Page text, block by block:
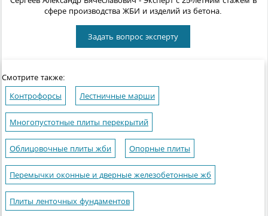
сфере производства ЖБИ и изделий из бетона.
Задать вопрос эксперту
Смотрите также:
Контрофорсы Лестничные марши
Многопустотные плиты перекрытий
Облицовочные плиты жби Опорные плиты
Перемычки оконные и дверные железобетонные жб
Плиты ленточных фундаментов